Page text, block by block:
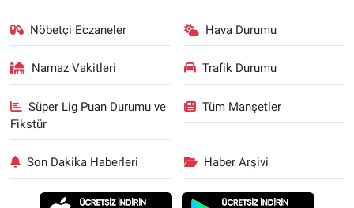
Nöbetçi Eczaneler Hava Durumu
Namaz Vakitleri Trafik Durumu
Süper Lig Puan Durumu ve
Fikstür
Tüm Manşetler
Son Dakika Haberleri Haber Arşivi